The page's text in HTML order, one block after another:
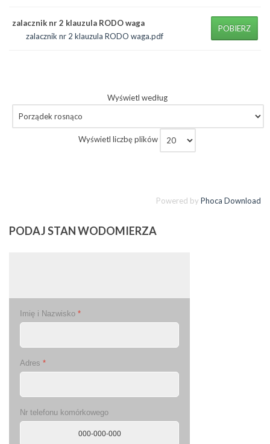
zalacznik nr 2 klauzula RODO waga
zalacznik nr 2 klauzula RODO waga.pdf
POBIERZ
Wyświetl według
Wyświetl liczbę plików
Powered by Phoca Download
PODAJSTAN WODOMIERZA
Imię i Nazwisko *
Adres *
Nr telefonu komórkowego